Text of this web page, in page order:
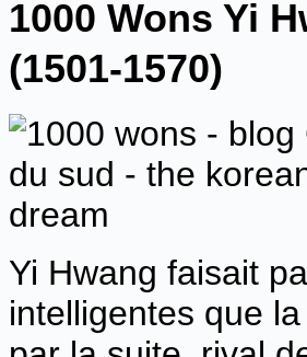
1000 Wons Yi
(1501-1570)
Yi Hwang faisait
intelligentes que